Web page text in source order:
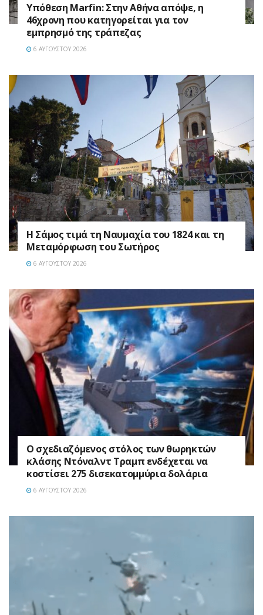
Υπόθεση Marfin: Στην Αθήνα απόψε, η
46χρονη που κατηγορείται για τον
εμπρησμό της τράπεζας
6 ΑΥΓΟΎΣΤΟΥ 2026
Η Σάμος τιμά τη Ναυμαχία του 1824 και τη
Μεταμόρφωση του Σωτήρος
6 ΑΥΓΟΎΣΤΟΥ 2026
Ο σχεδιαζόμενος στόλος των θωρηκτών
κλάσης Ντόναλντ Τραμπ ενδέχεται να
κοστίσει 275 δισεκατομμύρια δολάρια
6 ΑΥΓΟΎΣΤΟΥ 2026